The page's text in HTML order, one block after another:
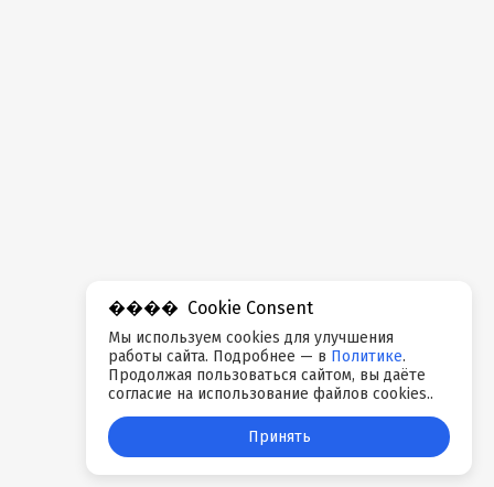
Cookie Consent
Мы используем cookies для улучшения
работы сайта. Подробнее — в Политике.
Продолжая пользоваться сайтом, вы даёте
согласие на использование файлов cookies..
Принять